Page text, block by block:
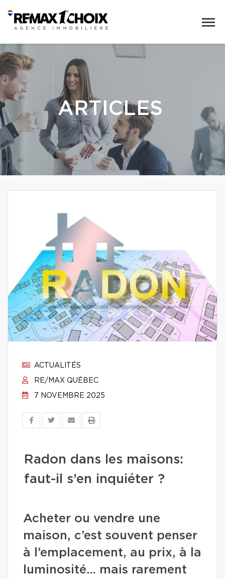
ARTICLES
ACTUALITÉS
RE/MAX QUÉBEC
7 NOVEMBRE 2025
Radon dans les maisons:
faut-il s’en inquiéter ?
Acheter ou vendre une
maison, c’est souvent penser
à l’emplacement, au prix, à la
luminosité… mais rarement